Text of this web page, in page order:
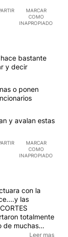
MARCAR
COMO
INAPROPIADO
bastante
y decir
o ponen
y avalan estas
MARCAR
COMO
INAPROPIADO
con la
las
totalmente
de muchas
de la ciudad. Se
Leer mas